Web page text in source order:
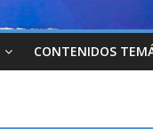
CONTENIDOS